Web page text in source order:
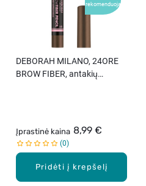
rekomenduoja
Pridėti į krepšelį
DEBORAH MILANO, 24ORE
BROW FIBER, antakių
Įprastinė kaina 8,99 €
0